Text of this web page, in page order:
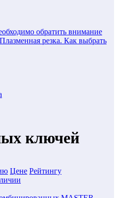
обратить внимание
Плазменная резка. Как выбрать
ключей
Цене Рейтингу